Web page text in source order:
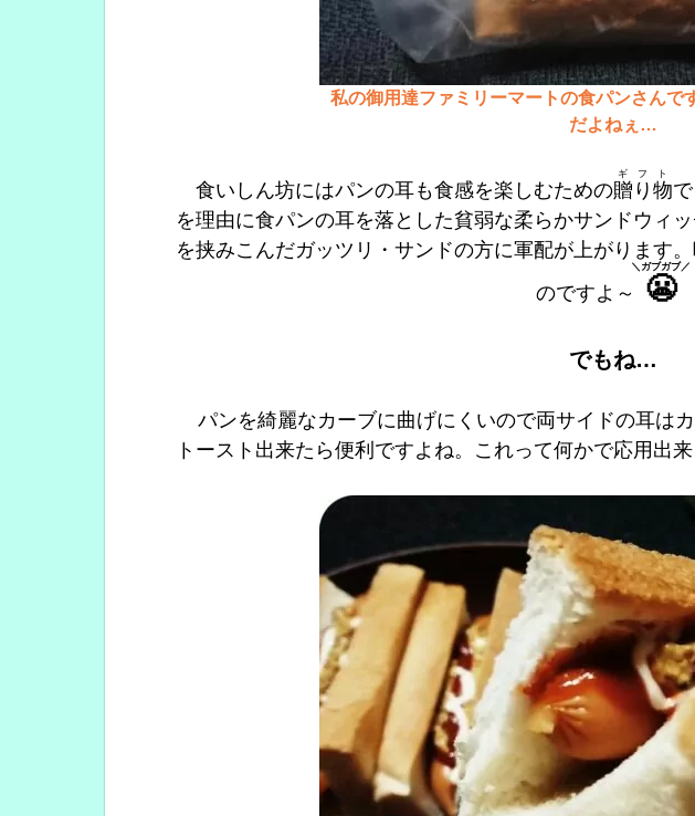
私の御用達ファミリーマートの食パンさんで
だよねぇ…
食いしん坊にはパンの耳も食感を楽しむための贈り物
ギフト
を理由に食パンの耳を落とした貧弱な柔らかサンドウィ
を挟みこんだガッツリ・サンドの方に軍配が上がります
のですよ～
😬
＼ガブガブ／
でもね…
パンを綺麗なカーブに曲げにくいので両サイドの耳は
トースト出来たら便利ですよね。これって何かで応用出